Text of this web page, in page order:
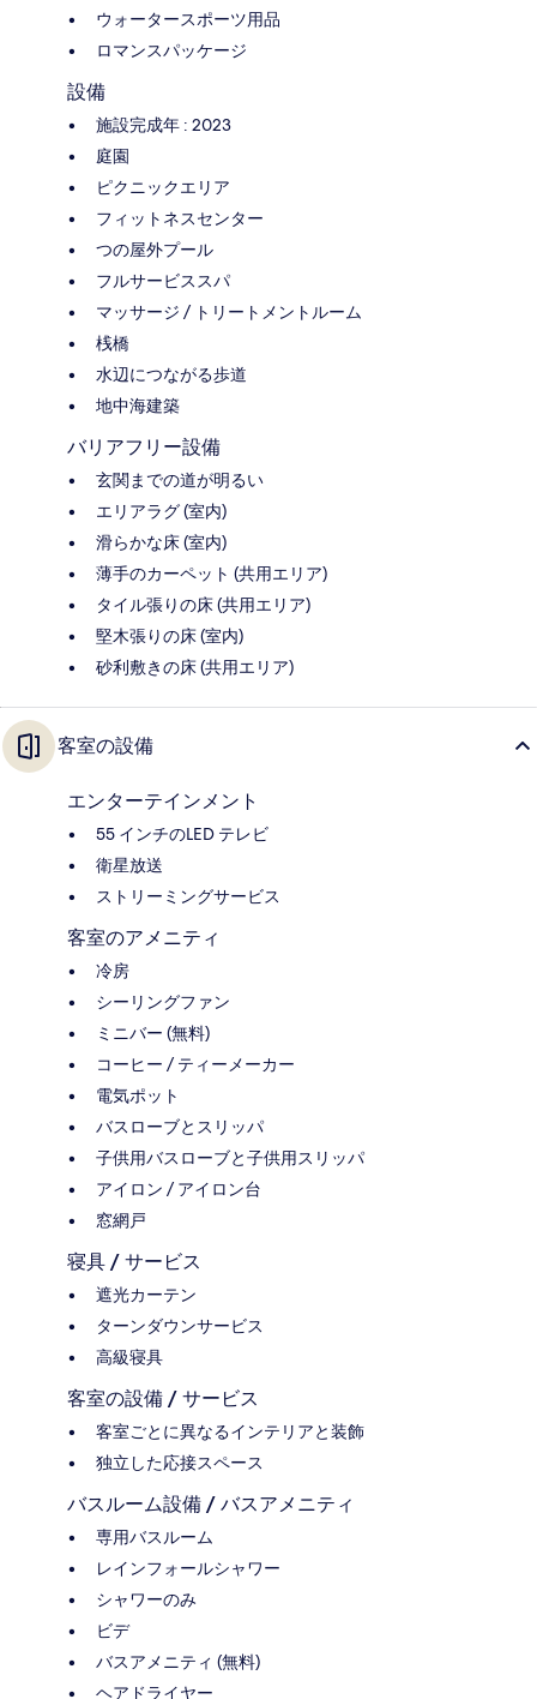
ウォータースポーツ用品
ロマンスパッケージ
設備
施設完成年 : 2023
庭園
ピクニックエリア
フィットネスセンター
つの屋外プール
フルサービススパ
マッサージ / トリートメントルーム
桟橋
水辺につながる歩道
地中海建築
バリアフリー設備
玄関までの道が明るい
エリアラグ (室内)
滑らかな床 (室内)
薄手のカーペット (共用エリア)
タイル張りの床 (共用エリア)
堅木張りの床 (室内)
砂利敷きの床 (共用エリア)
客室の設備
エンターテインメント
55 インチのLED テレビ
衛星放送
ストリーミングサービス
客室のアメニティ
冷房
シーリングファン
ミニバー (無料)
コーヒー / ティーメーカー
電気ポット
バスローブとスリッパ
子供用バスローブと子供用スリッパ
アイロン / アイロン台
窓網戸
寝具 / サービス
遮光カーテン
ターンダウンサービス
高級寝具
客室の設備 / サービス
客室ごとに異なるインテリアと装飾
独立した応接スペース
バスルーム設備 / バスアメニティ
専用バスルーム
レインフォールシャワー
シャワーのみ
ビデ
バスアメニティ (無料)
ヘアドライヤー